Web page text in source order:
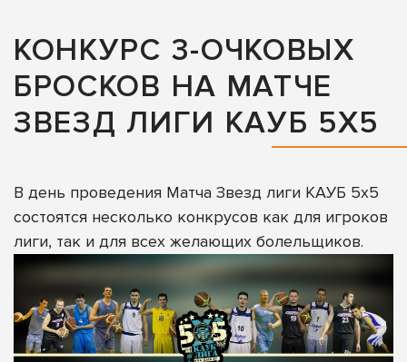
КОНКУРС 3-ОЧКОВЫХ
БРОСКОВ НА МАТЧЕ
ЗВЕЗД ЛИГИ КАУБ 5Х5
В день проведения Матча Звезд лиги КАУБ 5х5
состоятся несколько конкрусов как для игроков
лиги, так и для всех желающих болельщиков.